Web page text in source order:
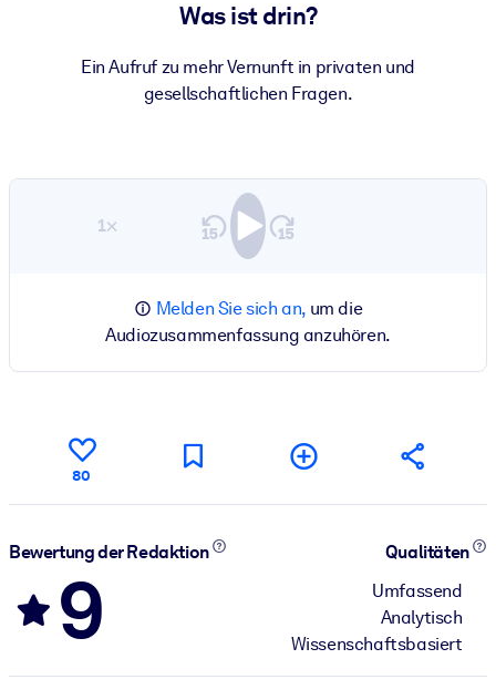
Ihrer KI-Systeme zu optimieren.
Was ist drin?
Ein Aufruf zu mehr Vernunft in privaten und
gesellschaftlichen Fragen.
1×
Melden Sie sich an,um die
Audiozusammenfassung anzuhören.
80
Bewertung der Redaktion
9
Qualitäten
Umfassend
Analytisch
Wissenschaftsbasiert